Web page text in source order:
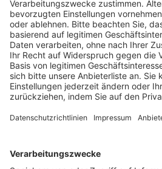
Schulungsangebot Vereinsmitarbeiter
BFV-Geschäftsstellen
Trainerbörse
Login SpielPlus
FOLGE DEM BFV